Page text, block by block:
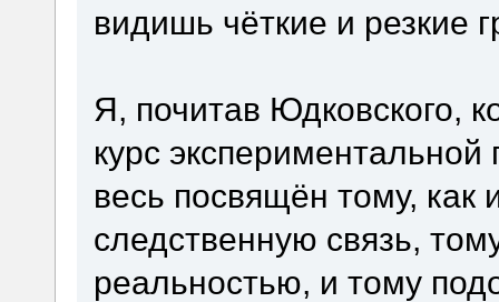
видишь чёткие и резкие
Я, почитав Юдковского,
курс
весь посвящён тому, как
следственную связь,
реальностью, и тому